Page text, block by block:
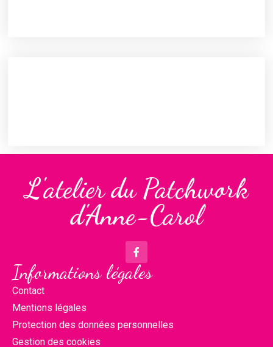
L'atelier du Patchwork
d'Anne-Carol
Informations légales
Contact
Mentions légales
Protection des données personnelles
Gestion des cookies